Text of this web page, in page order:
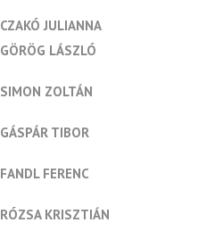
CZAKÓ JULIANNA
GÖRÖG LÁSZLÓ
SIMON ZOLTÁN
GÁSPÁR TIBOR
FANDL FERENC
RÓZSA KRISZTIÁN